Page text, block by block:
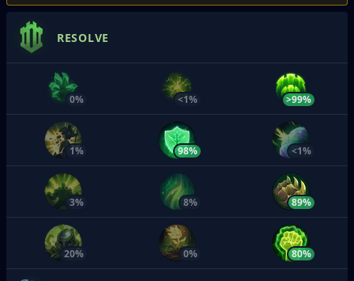
RESOLVE
0% <1% >99%
1% 98% <1%
3% 8% 89%
20% 0% 80%